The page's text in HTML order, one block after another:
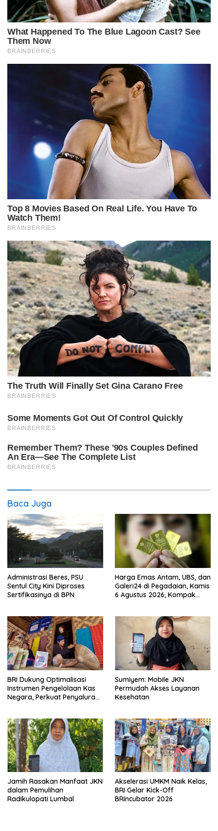
Baca Juga
Administrasi Beres, PSU
Sentul City Kini Diproses
Sertifikasinya di BPN
Harga Emas Antam, UBS, dan
Galeri24 di Pegadaian, Kamis
6 Agustus 2026, Kompak
BRI Dukung Optimalisasi
Instrumen Pengelolaan Kas
Negara, Perkuat Penyaluran
Sumiyem: Mobile JKN
Permudah Akses Layanan
Kesehatan
Jamih Rasakan Manfaat JKN
dalam Pemulihan
Radikulopati Lumbal
Akselerasi UMKM Naik Kelas,
BRI Gelar Kick-Off
BRIncubator 2026